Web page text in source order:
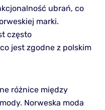
ubrań, co
marki.
często
jest zgodne z polskim
różnice między
Norweska moda